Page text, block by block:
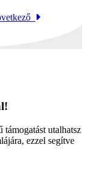
támogatást utalhatsz
ezzel segítve